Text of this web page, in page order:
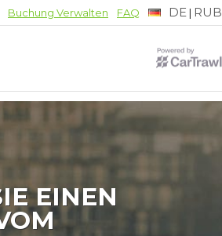
Buchung Verwalten FAQ DE| RUB
EINEN